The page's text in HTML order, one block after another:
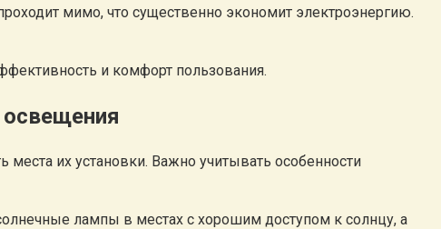
мимо, что существенно экономит электроэнергию.
и комфорт пользования.
освещения
их установки. Важно учитывать особенности
лампы в местах с хорошим доступом к солнцу, а